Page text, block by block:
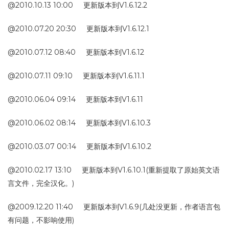
@2010.10.13 10:00 更新版本到V1.6.12.2
@2010.07.20 20:30 更新版本到V1.6.12.1
@2010.07.12 08:40 更新版本到V1.6.12
@2010.07.11 09:10 更新版本到V1.6.11.1
@2010.06.04 09:14 更新版本到V1.6.11
@2010.06.02 08:14 更新版本到V1.6.10.3
@2010.03.07 00:14 更新版本到V1.6.10.2
@2010.02.17 13:10 更新版本到V1.6.10.1(重新提取了原始英文语
言文件，完全汉化。)
@2009.12.20 11:40 更新版本到V1.6.9(几处没更新，作者语言包
有问题，不影响使用)